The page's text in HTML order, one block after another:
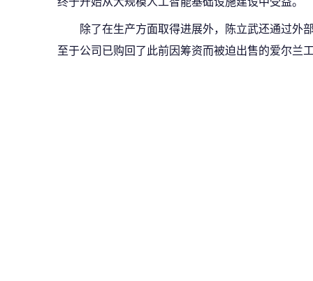
除了在生产方面取得进展外，陈立武还通过
至于公司已购回了此前因筹资而被迫出售的爱尔兰